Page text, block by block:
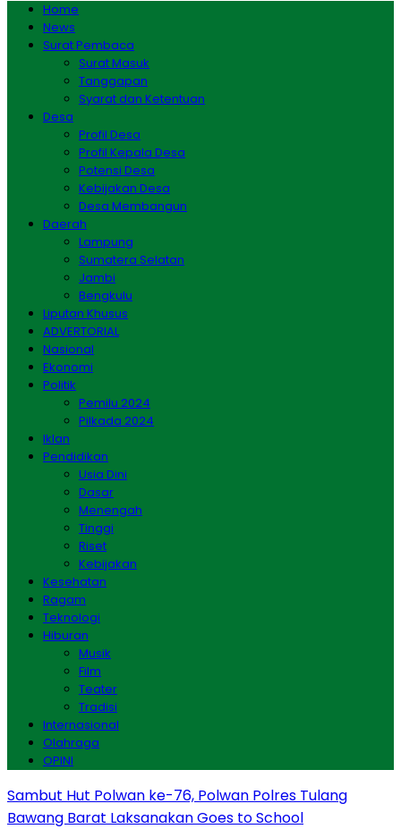
Home
News
Surat Pembaca
Surat Masuk
Tanggapan
Syarat dan Ketentuan
Desa
Profil Desa
Profil Kepala Desa
Potensi Desa
Kebijakan Desa
Desa Membangun
Daerah
Lampung
Sumatera Selatan
Jambi
Bengkulu
Liputan Khusus
ADVERTORIAL
Nasional
Ekonomi
Politik
Pemilu 2024
Pilkada 2024
Iklan
Pendidikan
Usia Dini
Dasar
Menengah
Tinggi
Riset
Kebijakan
Kesehatan
Ragam
Teknologi
Hiburan
Musik
Film
Teater
Tradisi
Internasional
Olahraga
OPINI
Sambut Hut Polwan ke-76, Polwan Polres Tulang
Bawang Barat Laksanakan Goes to School